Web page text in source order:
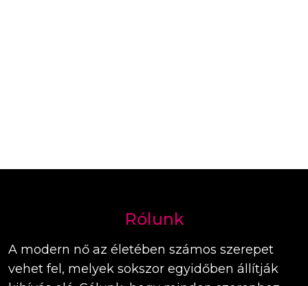
Rólunk
A modern nő az életében számos szerepet
vehet fel, melyek sokszor egyidőben állítják